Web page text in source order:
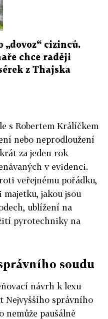
„dovoz“ cizinců.
chce raději
z Thajska
s Robertem Králíčkem
nebo neprodloužení
za jeden rok
v evidenci.
veřejnému pořádku,
jakou jsou
ublížení na
pyrotechniky na
soudu
návrh k lexu
Nejvyššího správního
nemůže paušálně